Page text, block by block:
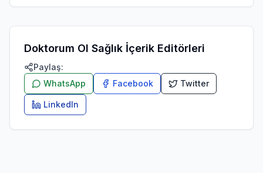
Doktorum Ol Sağlık İçerik Editörleri
Paylaş:
WhatsApp
Facebook Twitter
LinkedIn